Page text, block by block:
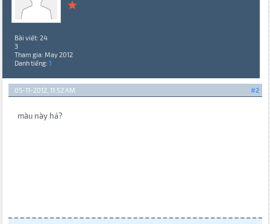
Bài viết: 24
3
Tham gia: May 2012
Danh tiếng: 1
#2
05-11-2012, 11:52 AM
màu này hả?